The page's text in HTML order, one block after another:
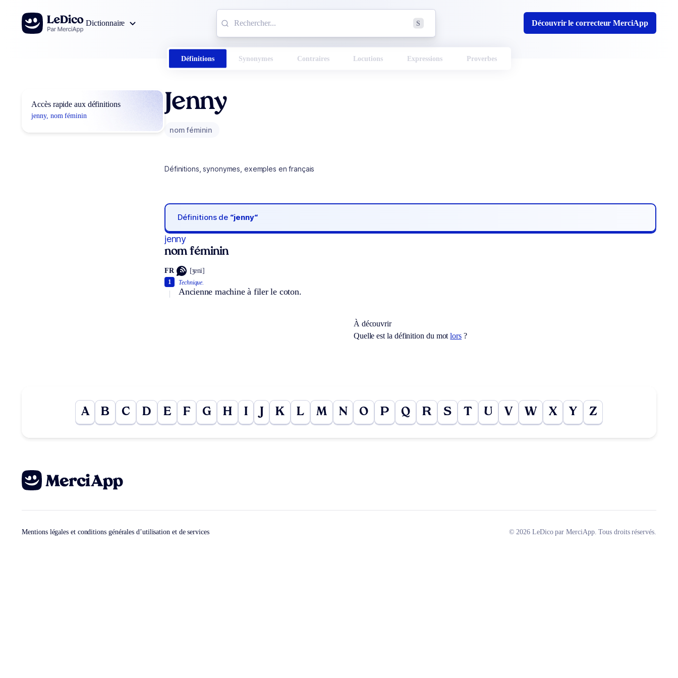
Aller au contenu
Dictionnaire
S Découvrir le correcteur MerciApp
Définitions Synonymes Contraires Locutions Expressions Proverbes
Accès rapide aux définitions
jenny, nom féminin
Jenny
nom féminin
Définitions, synonymes, exemples en français
Définitions de “jenny“
jenny
nom féminin
FR [ʒeni]
Technique.
Ancienne machine à filer le coton.
1
À découvrir
Quelle est la définition du motlors ?
A B C D E F G H I K L M N O P Q R S T U V W X Y Z
Mentions légales et conditions générales d’utilisation et de services © 2026 LeDico par MerciApp. Tous droits réservés.